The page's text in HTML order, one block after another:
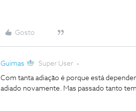
Gosto
Guimas Super User
Com tanta adiação é porque está
adiado novamente. Mas passado tanto